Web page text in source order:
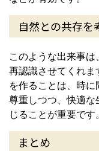
自然との共存を
このような出来事
再認識させてくれま
を作ることは、時
尊重しつつ、快適な
じることが重要です
まとめ